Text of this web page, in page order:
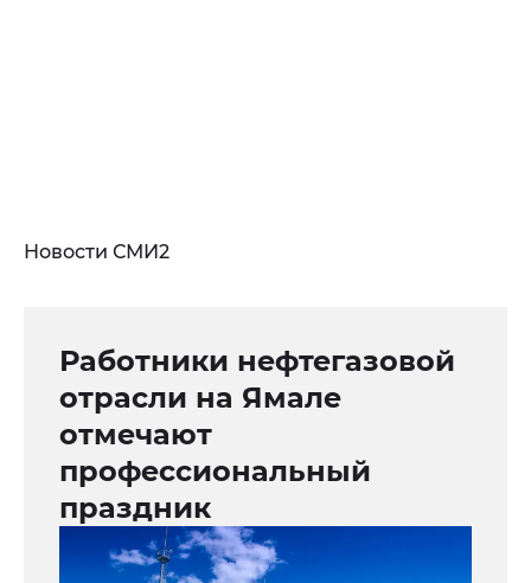
Новости СМИ2
Работники нефтегазовой
отрасли на Ямале
отмечают
профессиональный
праздник